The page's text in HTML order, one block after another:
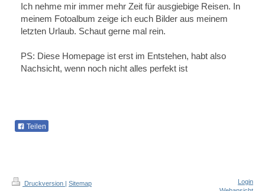
Ich nehme mir immer mehr Zeit für ausgiebige Reisen. In
meinem Fotoalbum zeige ich euch Bilder aus meinem
letzten Urlaub. Schaut gerne mal rein.
PS: Diese Homepage ist erst im Entstehen, habt also
Nachsicht, wenn noch nicht alles perfekt ist
Teilen
Druckversion | Sitemap
Login